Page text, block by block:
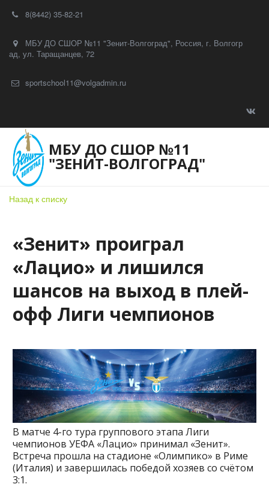
8(8442) 35-82-21
МБУ ДО СШОР №11 "Зенит-Волгоград", Россия, г. Волгогр
ад, ул. Таращанцев, 72
sportschool11@volgadmin.ru
МБУ ДО СШОР №11
"ЗЕНИТ-ВОЛГОГРАД"
Назад к списку
«Зенит» проиграл
«Лацио» и лишился
шансов на выход в плей-
офф Лиги чемпионов
В матче 4-го тура группового этапа Лиги
чемпионов УЕФА «Лацио» принимал «Зенит».
Встреча прошла на стадионе «Олимпико» в Риме
(Италия) и завершилась победой хозяев со счётом
3:1.